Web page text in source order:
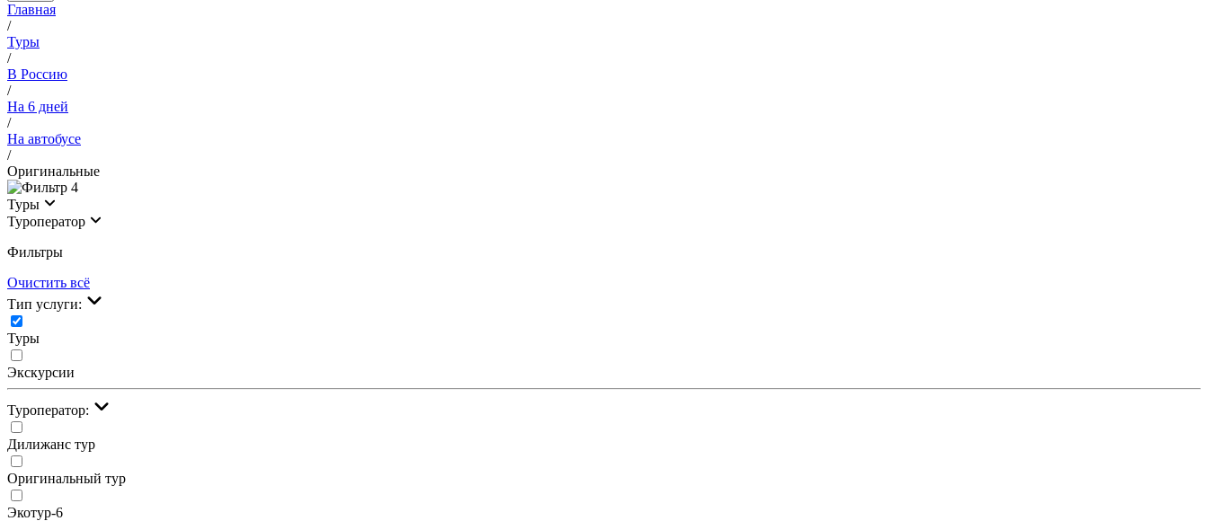
Главная
/
Туры
/
В Россию
/
На 6 дней
/
На автобусе
/
Оригинальные
4
Туры
Туроператор
Фильтры
Очистить всё
Тип услуги:
Туры
Экскурсии
Туроператор:
Дилижанс тур
Оригинальный тур
Экотур-6